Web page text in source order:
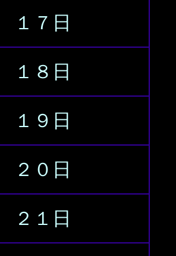
１７日
１８日
１９日
２０日
２１日